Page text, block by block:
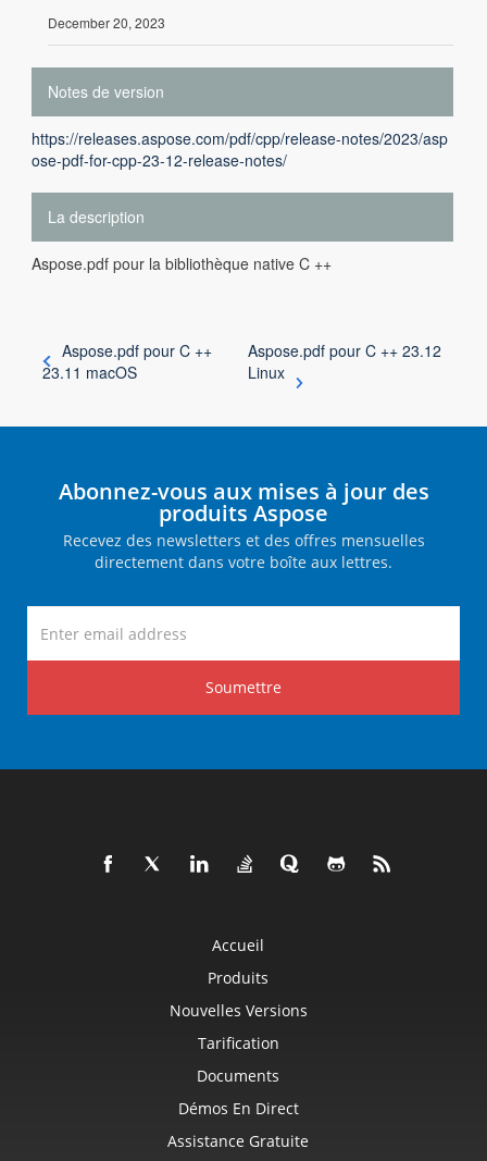
December 20, 2023
Notes de version
https://releases.aspose.com/pdf/cpp/release-notes/2023/asp
ose-pdf-for-cpp-23-12-release-notes/
La description
Aspose.pdf pour la bibliothèque native C ++
Aspose.pdf pour C ++
23.11 macOS
Aspose.pdf pour C ++ 23.12
Linux
Abonnez-vous aux mises à jour des
produits Aspose
Recevez des newsletters et des offres mensuelles
directement dans votre boîte aux lettres.
Soumettre
Accueil
Produits
Nouvelles Versions
Tarification
Documents
Démos En Direct
Assistance Gratuite